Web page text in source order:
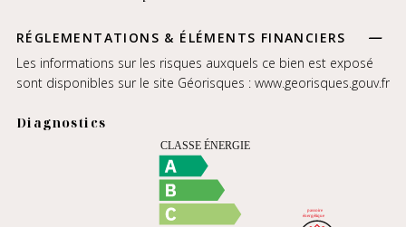
RÉGLEMENTATIONS & ÉLÉMENTS FINANCIERS
Les informations sur les risques auxquels ce bien est exposé
sont disponibles sur le site Géorisques : www.georisques.gouv.fr
Diagnostics